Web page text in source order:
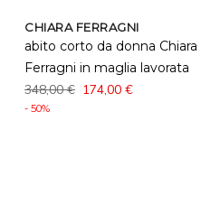
CHIARA FERRAGNI
abito corto da donna Chiara
Ferragni in maglia lavorata
348,00 € 174,00 €
- 50%